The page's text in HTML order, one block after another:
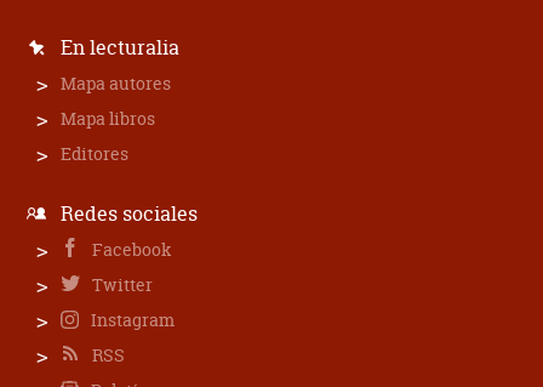
En lecturalia
Mapa autores
Mapa libros
Editores
Redes sociales
Facebook
Twitter
Instagram
RSS